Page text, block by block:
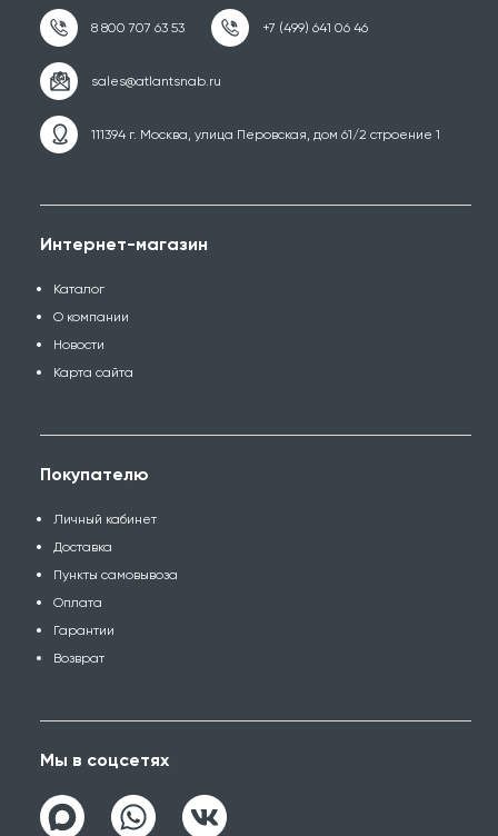
111394 г. Москва, улица Перовская, дом 61/2 строение 1
Интернет-магазин
Каталог
О компании
Новости
Карта сайта
Покупателю
Личный кабинет
Доставка
Пункты самовывоза
Оплата
Гарантии
Возврат
Мы в соцсетях